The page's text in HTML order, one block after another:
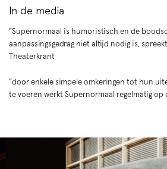
In de media
"Supernormaal is humoristisch en de
aanpassingsgedrag niet altijd nodig is,
Theaterkrant
"door enkele simpele omkeringen tot hun
te voeren werkt Supernormaal regelmatig op